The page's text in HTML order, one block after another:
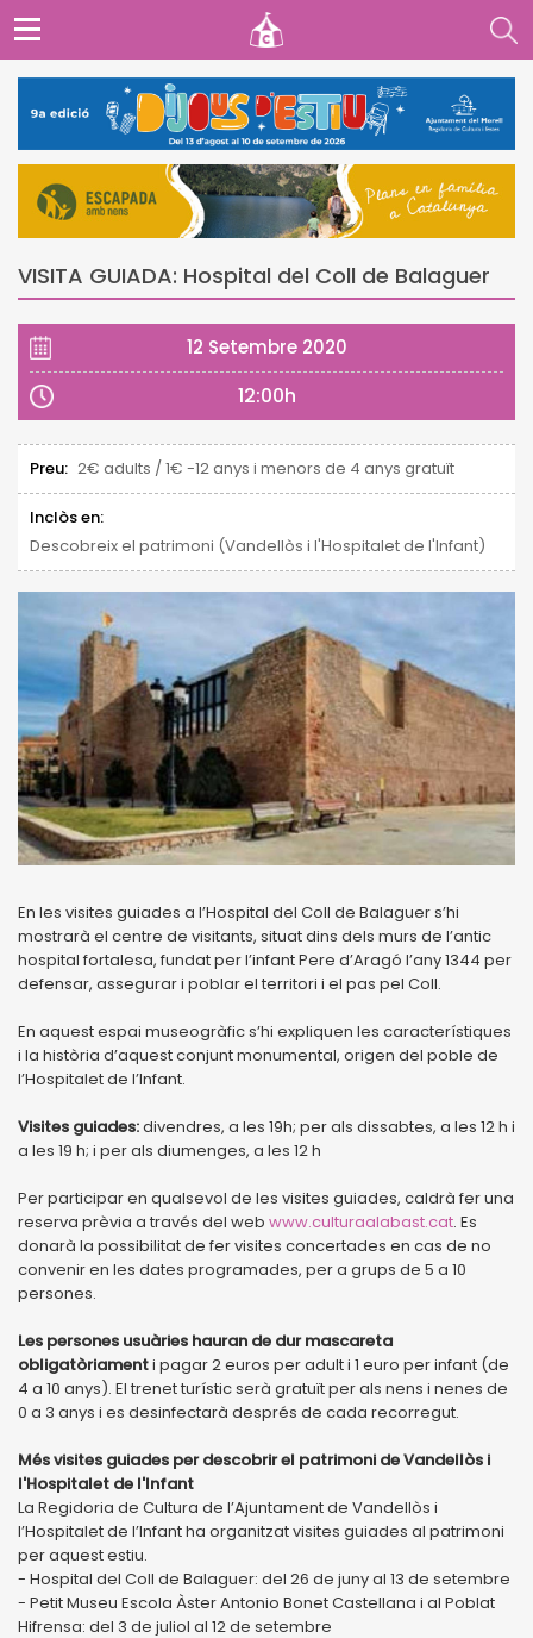
VISITA GUIADA: Hospital del Coll de Balaguer
12 Setembre 2020
12:00h
Preu: 2€ adults / 1€ -12 anys i menors de 4 anys gratuït
Inclòs en:
Descobreix el patrimoni (Vandellòs i l'Hospitalet de l'Infant)
En les visites guiades a l’Hospital del Coll de Balaguer s’hi
mostrarà el centre de visitants, situat dins dels murs de l’antic
hospital fortalesa, fundat per l’infant Pere d’Aragó l’any 1344 per
defensar, assegurar i poblar el territori i el pas pel Coll.
En aquest espai museogràfic s’hi expliquen les característiques
i la història d’aquest conjunt monumental, origen del poble de
l’Hospitalet de l’Infant.
Visites guiades:divendres, a les 19h; per als dissabtes, a les 12 h i
a les 19 h; i per als diumenges, a les 12 h
Per participar en qualsevol de les visites guiades, caldrà fer una
reserva prèvia a través del web www.culturaalabast.cat. Es
donarà la possibilitat de fer visites concertades en cas de no
convenir en les dates programades, per a grups de 5 a 10
persones.
Les persones usuàries hauran de dur mascareta
obligatòriamenti pagar 2 euros per adult i 1 euro per infant (de
4 a 10 anys). El trenet turístic serà gratuït per als nens i nenes de
0 a 3 anys i es desinfectarà després de cada recorregut.
Més visites guiades per descobrir el patrimoni de Vandellòs i
l'Hospitalet de l'Infant
La Regidoria de Cultura de l’Ajuntament de Vandellòs i
l’Hospitalet de l’Infant ha organitzat visites guiades al patrimoni
per aquest estiu.
- Hospital del Coll de Balaguer: del 26 de juny al 13 de setembre
- Petit Museu Escola Àster Antonio Bonet Castellana i al Poblat
Hifrensa: del 3 de juliol al 12 de setembre